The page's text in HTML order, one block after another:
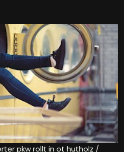
pkw rollt in ot hutholz /